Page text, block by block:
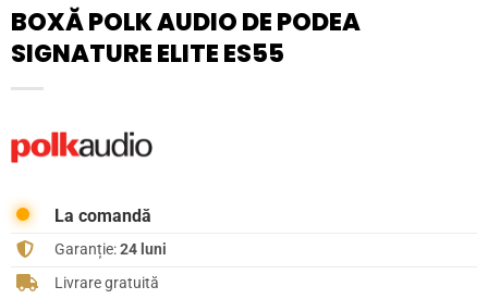
BOXĂ POLK AUDIO DE PODEA
SIGNATURE ELITE ES55
La comandă
Garanție:24 luni
Livrare gratuită